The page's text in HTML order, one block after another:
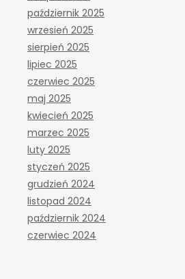
październik 2025
wrzesień 2025
sierpień 2025
lipiec 2025
czerwiec 2025
maj 2025
kwiecień 2025
marzec 2025
luty 2025
styczeń 2025
grudzień 2024
listopad 2024
październik 2024
czerwiec 2024